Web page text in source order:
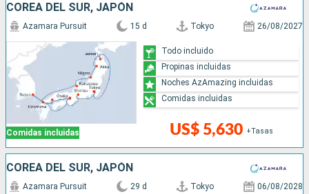
COREA DEL SUR, JAPÓN
Comidas incluidas
Azamara Pursuit 15 d Tokyo 26/08/2027
US$ 5,630 +Tasas
Todo incluido
Propinas incluidas
Noches AzAmazing incluidas
Comidas incluidas
COREA DEL SUR, JAPÓN
Azamara Pursuit 29 d Tokyo 06/08/2028